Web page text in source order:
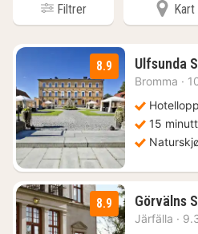
Filtrer Kart
8.9 Ulfsunda
Bromma ·
15
8.9 Görvälns
Järfälla ·